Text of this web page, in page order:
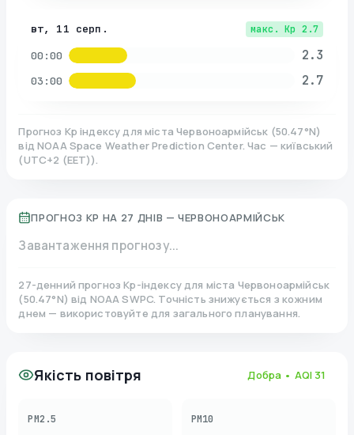
вт, 11 серп. макс. Kp 2.7
00:00 2.3
03:00 2.7
Прогноз Kp індексу для міста Червоноармійськ (50.47°N)
від NOAA Space Weather Prediction Center. Час — київський
(UTC+2 (EET)).
ПРОГНОЗ KP НА 27 ДНІВ — ЧЕРВОНОАРМІЙСЬК
Завантаження прогнозу...
27-денний прогноз Kp-індексу для міста Червоноармійськ
(50.47°N)від NOAA SWPC. Точність знижується з кожним
днем — використовуйте для загального планування.
Якість повітря Добра • AQI 31
PM2.5 PM10